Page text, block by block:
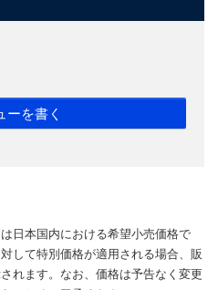
ーを書く
日本国内における希望小売価格で
して特別価格が適用される場合、販
れます。なお、価格は予告なく変更